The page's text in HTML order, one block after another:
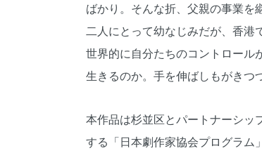
ばかり。そんな折、父親の事業を
二人にとって幼なじみだが、香
世界的に自分たちのコントロール
生きるのか。手を伸ばしもがきつ
本作品は杉並区とパートナーシッ
する「日本劇作家協会プログラム